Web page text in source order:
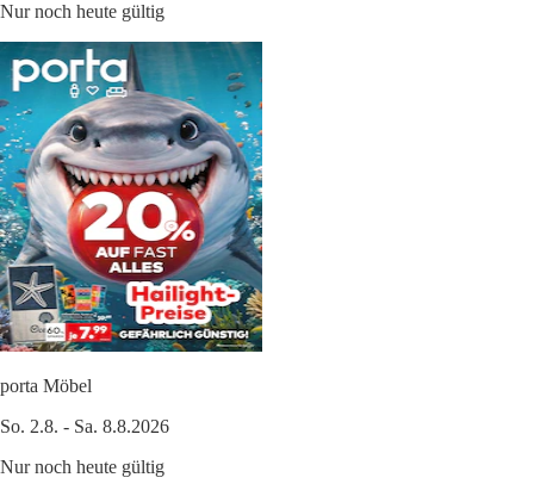
Nur noch heute gültig
porta Möbel
So. 2.8. - Sa. 8.8.2026
Nur noch heute gültig